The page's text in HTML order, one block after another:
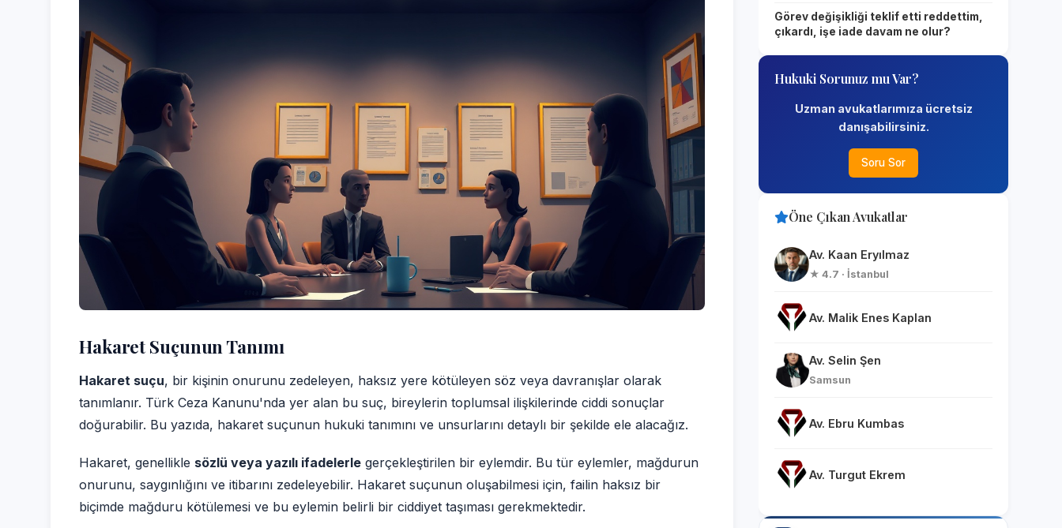
Hakaret Suçunun Tanımı
Hakaret suçu, bir kişinin onurunu zedeleyen, haksız yere kötüleyen söz veya davranışlar olarak
tanımlanır. Türk Ceza Kanunu'nda yer alan bu suç, bireylerin toplumsal ilişkilerinde ciddi sonuçlar
doğurabilir. Bu yazıda, hakaret suçunun hukuki tanımını ve unsurlarını detaylı bir şekilde ele alacağız.
Hakaret, genellikle sözlü veya yazılı ifadelerle gerçekleştirilen bir eylemdir. Bu tür eylemler, mağdurun
onurunu, saygınlığını ve itibarını zedeleyebilir. Hakaret suçunun oluşabilmesi için, failin haksız bir
biçimde mağduru kötülemesi ve bu eylemin belirli bir ciddiyet taşıması gerekmektedir.
Görev değişikliği teklif etti reddettim,
çıkardı, işe iade davam ne olur?
Hukuki Sorunuz mu Var?
Uzman avukatlarımıza ücretsiz
danışabilirsiniz.
Soru Sor
Öne Çıkan Avukatlar
Av. Kaan Eryılmaz
★ 4.7 · İstanbul
Av. Malik Enes Kaplan
Av. Selin Şen
Samsun
Av. Ebru Kumbas
Av. Turgut Ekrem